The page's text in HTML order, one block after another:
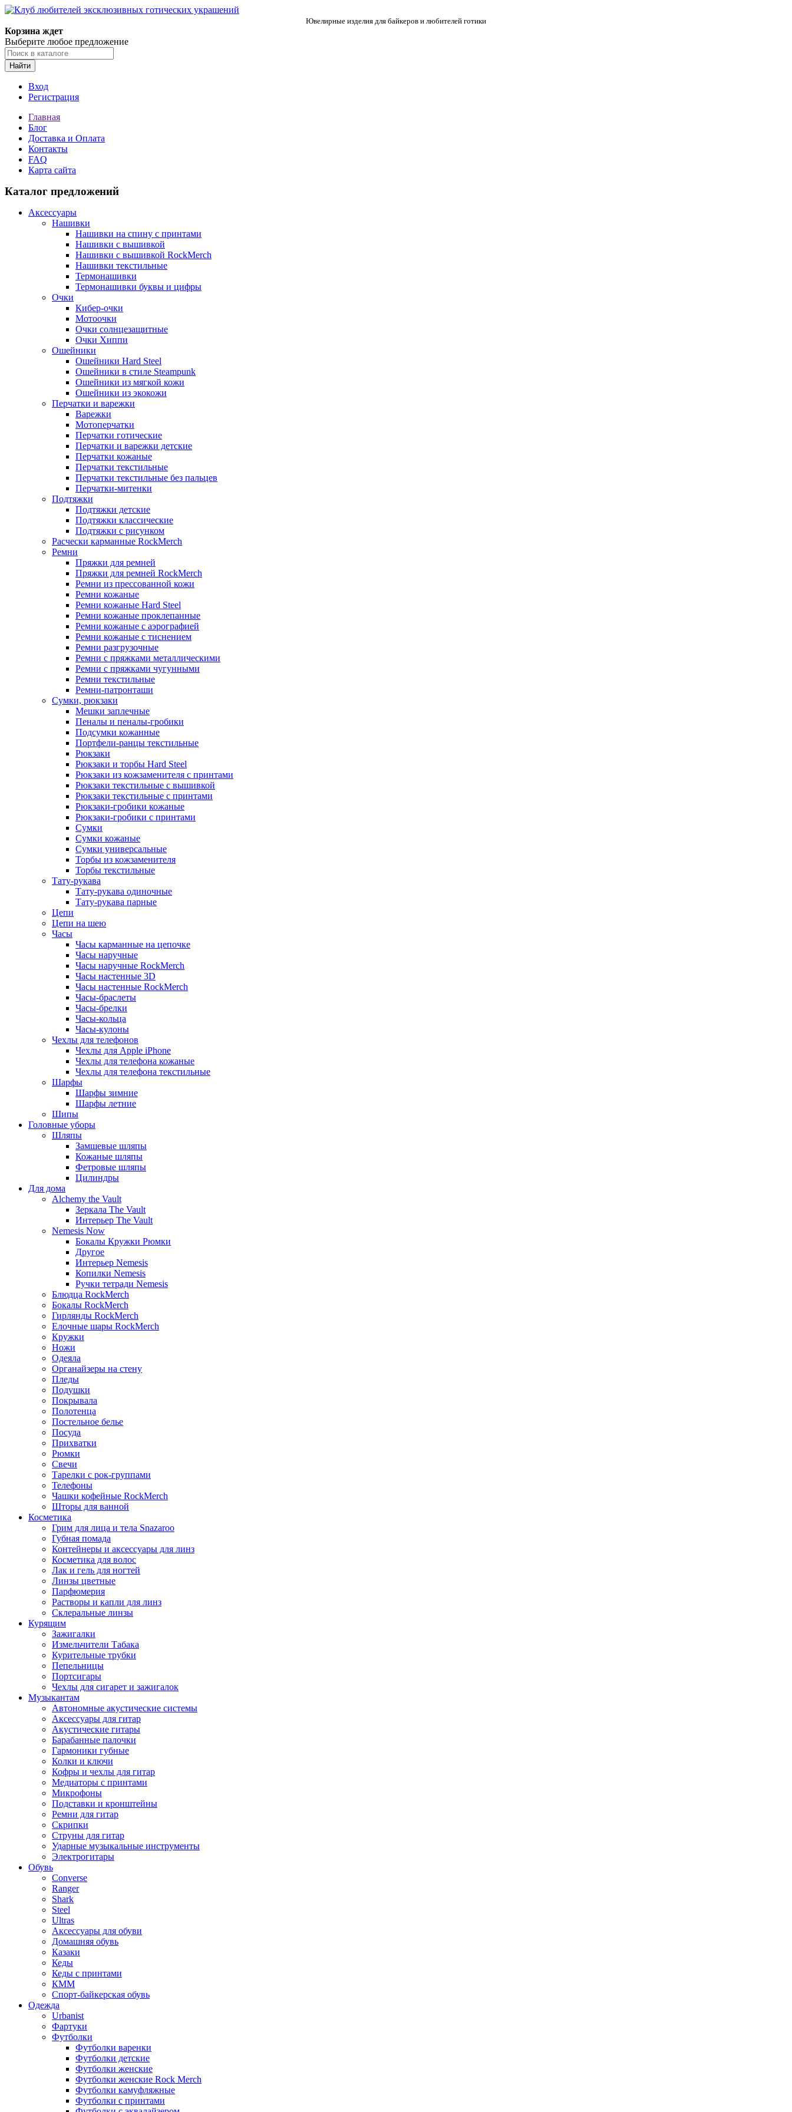
Ювелирные изделия для байкеров и любителей готики
Корзина ждет
Выберите любое предложение
Найти
Вход
Регистрация
Главная
Блог
Доставка и Оплата
Контакты
FAQ
Карта сайта
Каталог предложений
Аксессуары
Нашивки
Нашивки на спину с принтами
Нашивки с вышивкой
Нашивки с вышивкой RockMerch
Нашивки текстильные
Термонашивки
Термонашивки буквы и цифры
Очки
Кибер-очки
Мотоочки
Очки солнцезащитные
Очки Хиппи
Ошейники
Ошейники Hard Steel
Ошейники в стиле Steampunk
Ошейники из мягкой кожи
Ошейники из экокожи
Перчатки и варежки
Варежки
Мотоперчатки
Перчатки готические
Перчатки и варежки детские
Перчатки кожаные
Перчатки текстильные
Перчатки текстильные без пальцев
Перчатки-митенки
Подтяжки
Подтяжки детские
Подтяжки классические
Подтяжки с рисунком
Расчески карманные RockMerch
Ремни
Пряжки для ремней
Пряжки для ремней RockMerch
Ремни из прессованной кожи
Ремни кожаные
Ремни кожаные Hard Steel
Ремни кожаные проклепанные
Ремни кожаные с аэрографией
Ремни кожаные с тиснением
Ремни разгрузочные
Ремни с пряжками металлическими
Ремни с пряжками чугунными
Ремни текстильные
Ремни-патронташи
Сумки, рюкзаки
Мешки заплечные
Пеналы и пеналы-гробики
Подсумки кожанные
Портфели-ранцы текстильные
Рюкзаки
Рюкзаки и торбы Hard Steel
Рюкзаки из кожзаменителя с принтами
Рюкзаки текстильные с вышивкой
Рюкзаки текстильные с принтами
Рюкзаки-гробики кожаные
Рюкзаки-гробики с принтами
Сумки
Сумки кожаные
Сумки универсальные
Торбы из кожзаменителя
Торбы текстильные
Тату-рукава
Тату-рукава одиночные
Тату-рукава парные
Цепи
Цепи на шею
Часы
Часы карманные на цепочке
Часы наручные
Часы наручные RockMerch
Часы настенные 3D
Часы настенные RockMerch
Часы-браслеты
Часы-брелки
Часы-кольца
Часы-кулоны
Чехлы для телефонов
Чехлы для Apple iPhone
Чехлы для телефона кожаные
Чехлы для телефона текстильные
Шарфы
Шарфы зимние
Шарфы летние
Шипы
Головные уборы
Шляпы
Замшевые шляпы
Кожаные шляпы
Фетровые шляпы
Цилиндры
Для дома
Alchemy the Vault
Зеркала The Vault
Интерьер The Vault
Nemesis Now
Бокалы Кружки Рюмки
Другое
Интерьер Nemesis
Копилки Nemesis
Ручки тетради Nemesis
Блюдца RockMerch
Бокалы RockMerch
Гирлянды RockMerch
Елочные шары RockMerch
Кружки
Ножи
Одеяла
Органайзеры на стену
Пледы
Подушки
Покрывала
Полотенца
Постельное белье
Посуда
Прихватки
Рюмки
Свечи
Тарелки с рок-группами
Телефоны
Чашки кофейные RockMerch
Шторы для ванной
Косметика
Грим для лица и тела Snazaroo
Губная помада
Контейнеры и аксессуары для линз
Косметика для волос
Лак и гель для ногтей
Линзы цветные
Парфюмерия
Растворы и капли для линз
Склеральные линзы
Курящим
Зажигалки
Измельчители Табака
Курительные трубки
Пепельницы
Портсигары
Чехлы для сигарет и зажигалок
Музыкантам
Автономные акустические системы
Аксессуары для гитар
Акустические гитары
Барабанные палочки
Гармоники губные
Колки и ключи
Кофры и чехлы для гитар
Медиаторы с принтами
Микрофоны
Подставки и кронштейны
Ремни для гитар
Скрипки
Струны для гитар
Ударные музыкальные инструменты
Электрогитары
Обувь
Converse
Ranger
Shark
Steel
Ultras
Аксессуары для обуви
Домашняя обувь
Казаки
Кеды
Кеды с принтами
КММ
Спорт-байкерская обувь
Одежда
Urbanist
Фартуки
Футболки
Футболки варенки
Футболки детские
Футболки женские
Футболки женские Rock Merch
Футболки камуфляжные
Футболки с принтами